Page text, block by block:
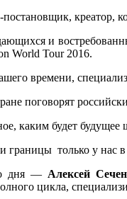
постановщик,
и
World Tour 2016.
времени,
поговорят
каким будет будущее
только у нас
дня — Алексей
цикла,